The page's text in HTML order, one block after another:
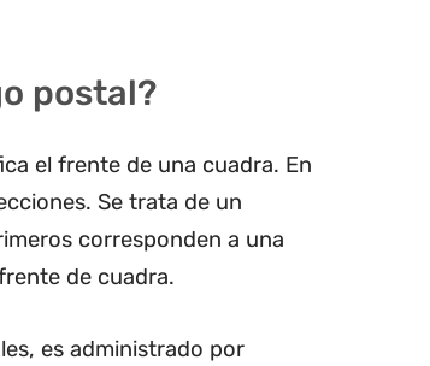
postal?
el frente de una cuadra. En
Se trata de un
corresponden a una
de cuadra.
es administrado por